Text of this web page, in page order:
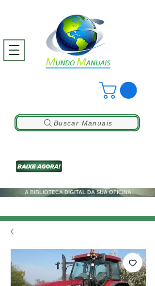
A BIBLIOTECA DIGITAL DA SUA OFICINA
Buscar Manuais